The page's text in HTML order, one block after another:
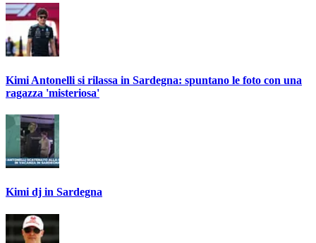
Kimi Antonelli si rilassa in Sardegna: spuntano le foto con una
ragazza 'misteriosa'
Kimi dj in Sardegna